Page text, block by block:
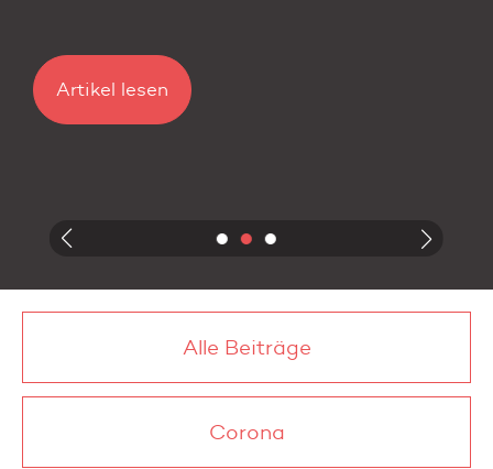
Artikel lesen
Alle Beiträge
Corona